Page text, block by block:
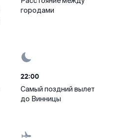
городами
22:00
Самый поздний вылет
до Винницы